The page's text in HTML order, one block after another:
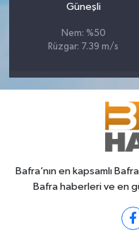
Güneşli
Nem: %50
Rüzgar: 7.39 m/s
Bafra’nın en kapsamlı
Bafra haberleri ve en